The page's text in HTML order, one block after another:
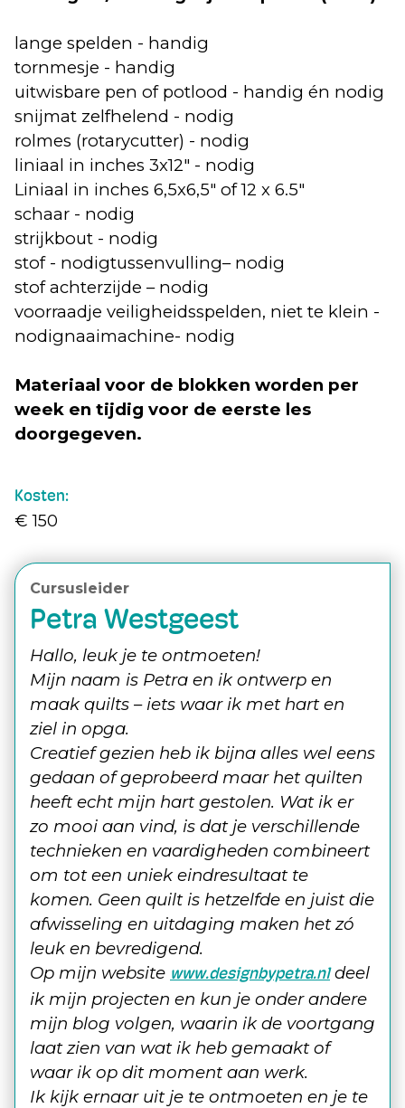
lange spelden - handig
tornmesje - handig
uitwisbare pen of potlood - handig én nodig
snijmat zelfhelend - nodig
rolmes (rotarycutter) - nodig
liniaal in inches 3x12" - nodig
Liniaal in inches 6,5x6,5" of 12 x 6.5"
schaar - nodig
strijkbout - nodig
stof - nodigtussenvulling– nodig
stof achterzijde – nodig
voorraadje veiligheidsspelden, niet te klein -
nodignaaimachine- nodig
Materiaal voor de blokken worden per
week en tijdig voor de eerste les
doorgegeven.
Kosten:
€ 150
Cursusleider
Petra Westgeest
Hallo, leuk je te ontmoeten!
Mijn naam is Petra en ik ontwerp en
maak quilts – iets waar ik met hart en
ziel in opga.
Creatief gezien heb ik bijna alles wel eens
gedaan of geprobeerd maar het quilten
heeft echt mijn hart gestolen. Wat ik er
zo mooi aan vind, is dat je verschillende
technieken en vaardigheden combineert
om tot een uniek eindresultaat te
komen. Geen quilt is hetzelfde en juist die
afwisseling en uitdaging maken het zó
leuk en bevredigend.
Op mijn website www.designbypetra.nldeel
ik mijn projecten en kun je onder andere
mijn blog volgen, waarin ik de voortgang
laat zien van wat ik heb gemaakt of
waar ik op dit moment aan werk.
Ik kijk ernaar uit je te ontmoeten en je te